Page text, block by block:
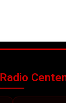
Radio